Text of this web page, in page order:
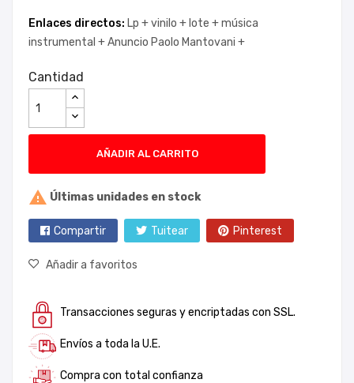
Enlaces directos: Lp +vinilo + lote +música
instrumental +Anuncio Paolo Mantovani +
Cantidad
AÑADIR AL CARRITO
 Últimas unidades en stock
Compartir Tuitear Pinterest
Añadir a favoritos
Transacciones seguras y encriptadas con SSL.
Envíos a toda la U.E.
Compra con total confianza